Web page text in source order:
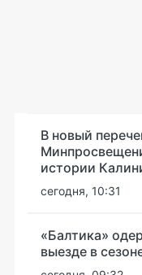
В новый
истории
сегодня, 10:31
«Балтика»
выезде в